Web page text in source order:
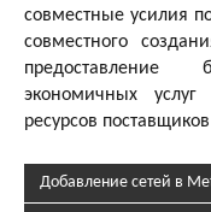
совместные усилия
совместного
экономичных
ресурсов поставщиков
Добавление сетей в